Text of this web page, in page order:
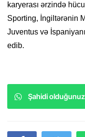
karyerası ərzində
Sporting, İngiltərənin
Juventus və
edib.
Şahidi